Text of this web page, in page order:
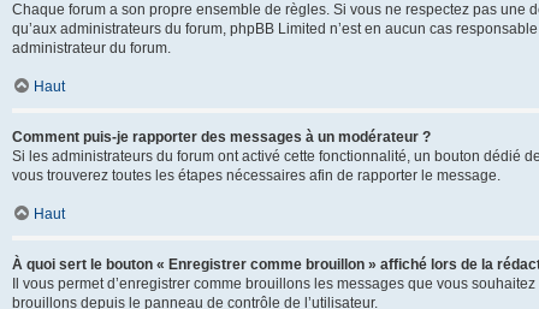
Chaque forum a son propre ensemble de règles. Si vous ne respectez pas une
qu’aux administrateurs du forum, phpBB Limited n’est en aucun cas
administrateur du forum.
Haut
Comment puis-je rapporter des messages à un modérateur ?
Si les administrateurs du forum ont activé cette fonctionnalité, un bouton dédié
vous trouverez toutes les étapes nécessaires afin de rapporter le message.
Haut
À quoi sert le bouton « Enregistrer comme brouillon » affiché lors de la
Il vous permet d’enregistrer comme brouillons les messages que vous
brouillons depuis le panneau de contrôle de l’utilisateur.